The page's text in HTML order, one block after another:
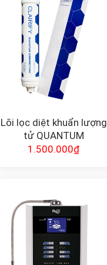
Lõi lọc diệt khuẩn lượng
tử QUANTUM
DISINFECTION F-QD10
1.500.000₫